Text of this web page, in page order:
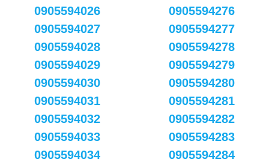
0905594026
0905594027
0905594028
0905594029
0905594030
0905594031
0905594032
0905594033
0905594034
0905594276
0905594277
0905594278
0905594279
0905594280
0905594281
0905594282
0905594283
0905594284